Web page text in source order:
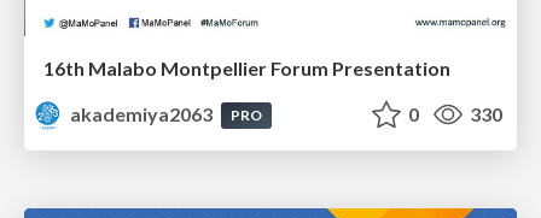
16th Malabo Montpellier Forum Presentation
akademiya2063
PRO 0 330